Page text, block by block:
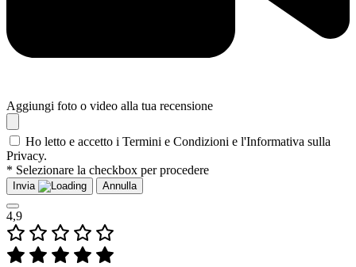
Aggiungi foto o video alla tua recensione
Ho letto e accetto i Termini e Condizioni e l'Informativa sulla
Privacy.
* Selezionare la checkbox per procedere
Invia Annulla
4,9